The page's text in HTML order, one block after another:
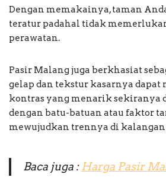
Dengan memakainya, taman
teratur padahal tidak
perawatan.
Pasir Malang juga berkhasiat
gelap dan tekstur kasarnya
kontras yang menarik sekiranya
dengan batu-batuan atau faktor
mewujudkan trennya di
Baca juga :Harga Pasir